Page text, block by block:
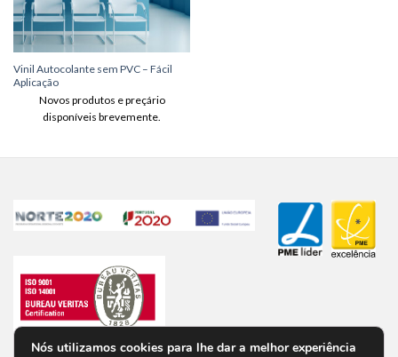
Vinil Autocolante sem PVC – Fácil
Aplicação
Novos produtos e preçário
disponíveis brevemente.
Nós utilizamos cookies para lhe dar a melhor experiência